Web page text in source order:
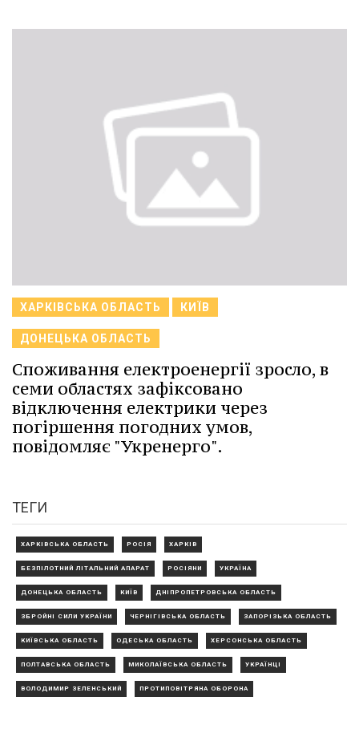
ХАРКІВСЬКА ОБЛАСТЬ КИЇВ
ДОНЕЦЬКА ОБЛАСТЬ
Споживання електроенергії зросло, в
семи областях зафіксовано
відключення електрики через
погіршення погодних умов,
повідомляє "Укренерго".
ТЕГИ
ХАРКІВСЬКА ОБЛАСТЬ РОСІЯ ХАРКІВ
БЕЗПІЛОТНИЙ ЛІТАЛЬНИЙ АПАРАТ РОСІЯНИ УКРАЇНА
ДОНЕЦЬКА ОБЛАСТЬ КИЇВ ДНІПРОПЕТРОВСЬКА ОБЛАСТЬ
ЗБРОЙНІ СИЛИ УКРАЇНИ ЧЕРНІГІВСЬКА ОБЛАСТЬ ЗАПОРІЗЬКА ОБЛАСТЬ
КИЇВСЬКА ОБЛАСТЬ ОДЕСЬКА ОБЛАСТЬ ХЕРСОНСЬКА ОБЛАСТЬ
ПОЛТАВСЬКА ОБЛАСТЬ МИКОЛАЇВСЬКА ОБЛАСТЬ УКРАЇНЦІ
ВОЛОДИМИР ЗЕЛЕНСЬКИЙ ПРОТИПОВІТРЯНА ОБОРОНА